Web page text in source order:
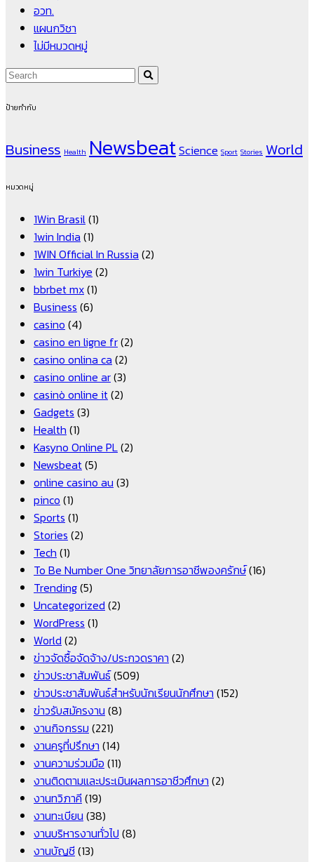
อวท.
แผนกวิชา
ไม่มีหมวดหมู่
ป้ายกำกับ
Business Health NewsbeatScience Sport Stories World
หมวดหมู่
1Win Brasil(1)
1win India (1)
1WIN Official In Russia (2)
1win Turkiye (2)
bbrbet mx(1)
Business (6)
casino (4)
casino en ligne fr(2)
casino onlina ca (2)
casino online ar(3)
casinò online it(2)
Gadgets (3)
Health (1)
Kasyno Online PL(2)
Newsbeat(5)
online casino au (3)
pinco (1)
Sports (1)
Stories (2)
Tech (1)
To Be Number One วิทยาลัยการอาชีพองครักษ์(16)
Trending(5)
Uncategorized (2)
WordPress (1)
World (2)
ข่าวจัดซื้อจัดจ้าง/ประกวดราคา (2)
ข่าวประชาสัมพันธ์(509)
ข่าวประชาสัมพันธ์สำหรับนักเรียนนักศึกษา (152)
ข่าวรับสมัครงาน (8)
งานกิจกรรม (221)
งานครูที่ปรึกษา (14)
งานความร่วมมือ (11)
งานติดตามและประเมินผลการอาชีวศึกษา (2)
งานทวิภาคี (19)
งานทะเบียน (38)
งานบริหารงานทั่วไป (8)
งานบัญชี(13)